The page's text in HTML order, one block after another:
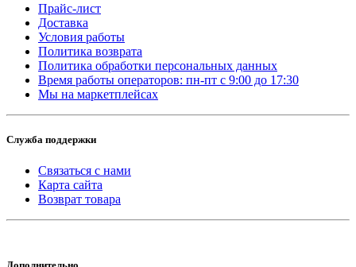
Прайс-лист
Доставка
Условия работы
Политика возврата
Политика обработки персональных данных
Время работы операторов: пн-пт с 9:00 до 17:30
Мы на маркетплейсах
Служба поддержки
Связаться с нами
Карта сайта
Возврат товара